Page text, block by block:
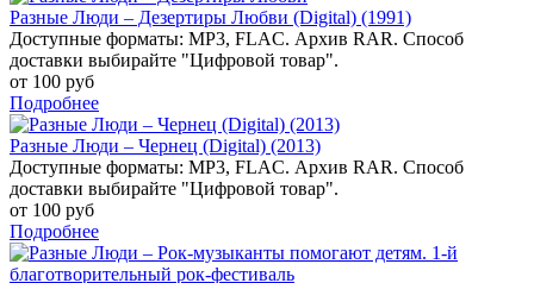
Разные Люди – Дезертиры Любви (Digital) (1991)
Доступные форматы: MP3, FLAC. Архив RAR. Способ
доставки выбирайте "Цифровой товар".
от 100 руб
Подробнее
Разные Люди – Чернец (Digital) (2013)
Доступные форматы: MP3, FLAC. Архив RAR. Способ
доставки выбирайте "Цифровой товар".
от 100 руб
Подробнее